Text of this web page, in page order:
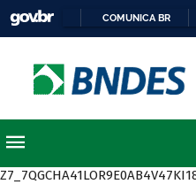
COMUNICA BR